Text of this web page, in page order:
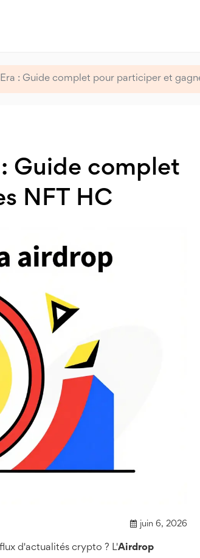
: Guide complet pour participer et
Guide complet
NFT HC
juin 6, 2026
d'actualités crypto ? L'Airdrop